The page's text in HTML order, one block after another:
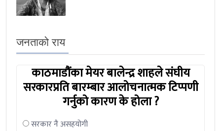
जनताको राय
काठमाडौंका मेयर बालेन्द्र शाहले संघीय
सरकारप्रति बारम्बार आलोचनात्मक टिप्पणी
गर्नुको कारण के होला ?
सरकार नै असहयोगी